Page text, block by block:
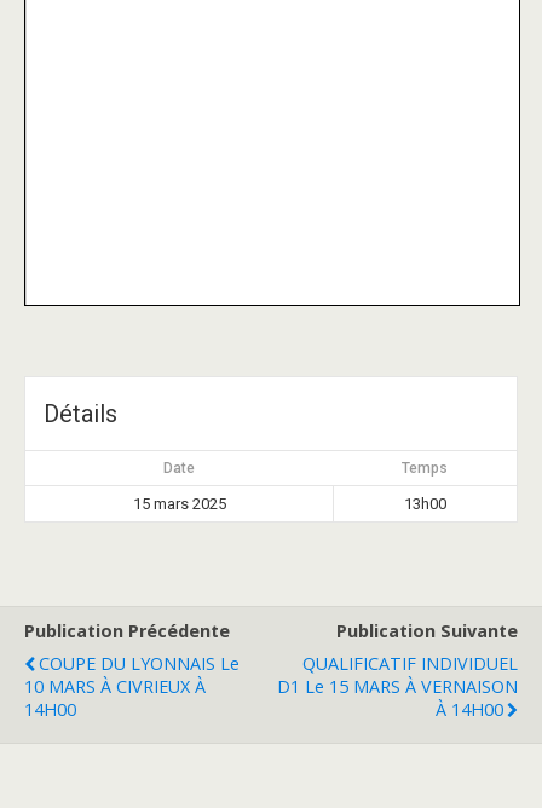
Détails
Date Temps
15 mars 2025 13h00
Publication Précédente
COUPE DU LYONNAIS Le
10 MARS À CIVRIEUX À
14H00
Publication Suivante
QUALIFICATIF INDIVIDUEL
D1 Le 15 MARS À VERNAISON
À 14H00